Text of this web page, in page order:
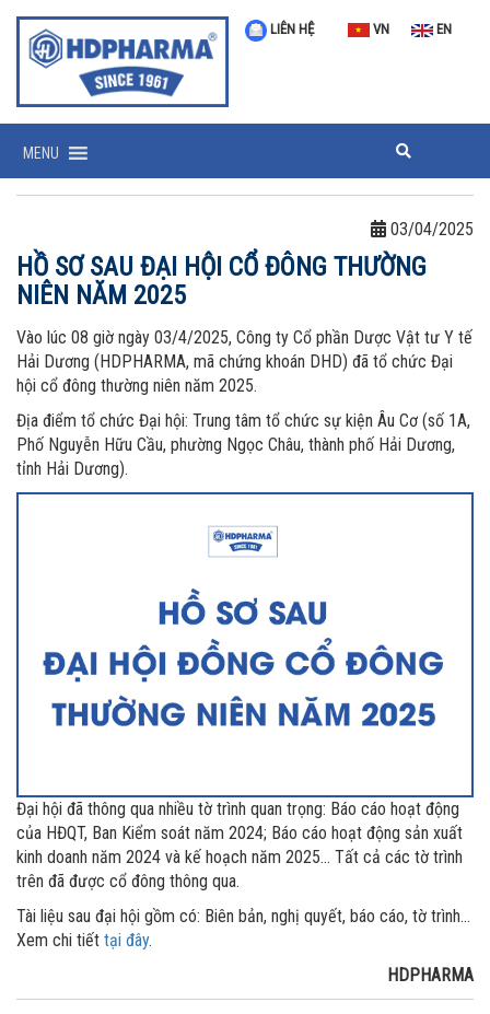
LIÊN HỆ VN EN
MENU
03/04/2025
HỒ SƠ SAU ĐẠI HỘI CỔ ĐÔNG THƯỜNG
NIÊN NĂM 2025
Vào lúc 08 giờ ngày 03/4/2025, Công ty Cổ phần Dược Vật tư Y tế
Hải Dương (HDPHARMA, mã chứng khoán DHD) đã tổ chức Đại
hội cổ đông thường niên năm 2025.
Địa điểm tổ chức Đại hội: Trung tâm tổ chức sự kiện Âu Cơ (số 1A,
Phố Nguyễn Hữu Cầu, phường Ngọc Châu, thành phố Hải Dương,
tỉnh Hải Dương).
Đại hội đã thông qua nhiều tờ trình quan trọng: Báo cáo hoạt động
của HĐQT, Ban Kiểm soát năm 2024; Báo cáo hoạt động sản xuất
kinh doanh năm 2024 và kế hoạch năm 2025… Tất cả các tờ trình
trên đã được cổ đông thông qua.
Tài liệu sau đại hội gồm có: Biên bản, nghị quyết, báo cáo, tờ trình…
Xem chi tiết tại đây.
HDPHARMA